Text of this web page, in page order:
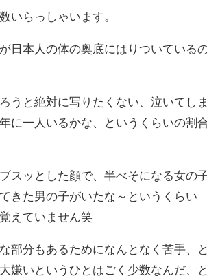
いらっしゃいます。
日本人の体の奥底にはりついている
うと絶対に写りたくない、泣いてしま
に一人いるかな、というくらいの割
スッとした顔で、半べそになる女の
きた男の子がいたな～というくらい
えていません笑
部分もあるためになんとなく苦手、と
嫌いというひとはごく少数なんだ、と